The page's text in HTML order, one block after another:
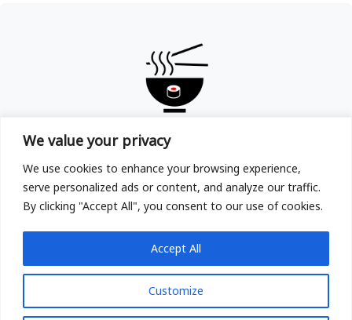
We value your privacy
We use cookies to enhance your browsing experience,
serve personalized ads or content, and analyze our traffic.
By clicking "Accept All", you consent to our use of cookies.
Customize
Accept All
TOKYOYA
Main 2025